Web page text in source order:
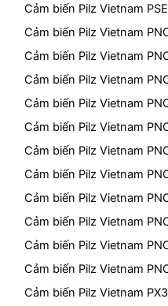
Cảm biến Pilz Vietnam
Cảm biến Pilz Vietnam
Cảm biến Pilz Vietnam
Cảm biến Pilz Vietnam
Cảm biến Pilz Vietnam
Cảm biến Pilz Vietnam
Cảm biến Pilz Vietnam
Cảm biến Pilz Vietnam
Cảm biến Pilz Vietnam
Cảm biến Pilz Vietnam
Cảm biến Pilz Vietnam
Cảm biến Pilz Vietnam
Cảm biến Pilz Vietnam